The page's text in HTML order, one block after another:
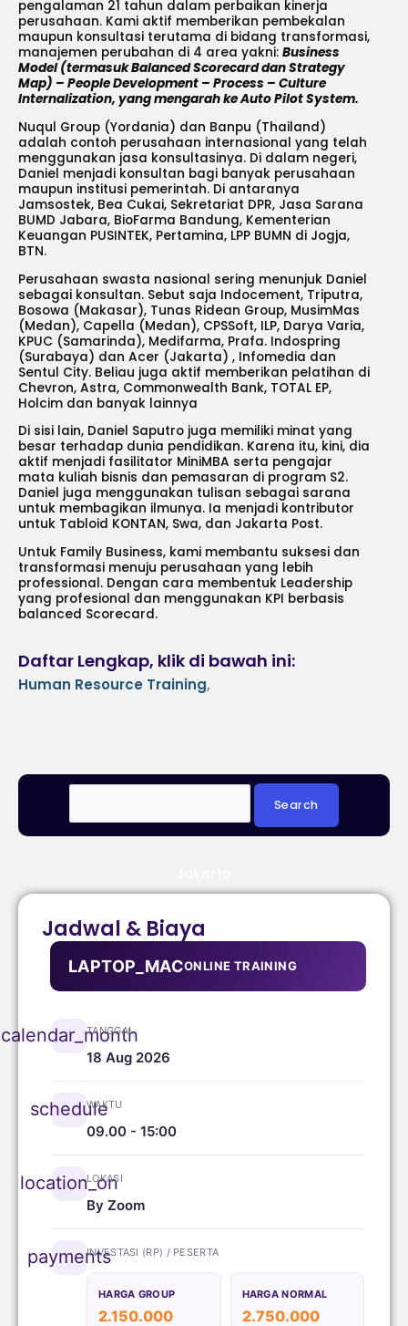
pengalaman 21 tahun dalam perbaikan kinerja
perusahaan. Kami aktif memberikan pembekalan
maupun konsultasi terutama di bidang transformasi,
manajemen perubahan di 4 area yakni: Business
Model (termasuk Balanced Scorecard dan Strategy
Map) – People Development – Process – Culture
Internalization, yang mengarah ke Auto Pilot System.
Nuqul Group (Yordania) dan Banpu (Thailand)
adalah contoh perusahaan internasional yang telah
menggunakan jasa konsultasinya. Di dalam negeri,
Daniel menjadi konsultan bagi banyak perusahaan
maupun institusi pemerintah. Di antaranya
Jamsostek, Bea Cukai, Sekretariat DPR, Jasa Sarana
BUMD Jabara, BioFarma Bandung, Kementerian
Keuangan PUSINTEK, Pertamina, LPP BUMN di Jogja,
BTN.
Perusahaan swasta nasional sering menunjuk Daniel
sebagai konsultan. Sebut saja Indocement, Triputra,
Bosowa (Makasar), Tunas Ridean Group, MusimMas
(Medan), Capella (Medan), CPSSoft, ILP, Darya Varia,
KPUC (Samarinda), Medifarma, Prafa. Indospring
(Surabaya) dan Acer (Jakarta) , Infomedia dan
Sentul City. Beliau juga aktif memberikan pelatihan di
Chevron, Astra, Commonwealth Bank, TOTAL EP,
Holcim dan banyak lainnya
Di sisi lain, Daniel Saputro juga memiliki minat yang
besar terhadap dunia pendidikan. Karena itu, kini, dia
aktif menjadi fasilitator MiniMBA serta pengajar
mata kuliah bisnis dan pemasaran di program S2.
Daniel juga menggunakan tulisan sebagai sarana
untuk membagikan ilmunya. Ia menjadi kontributor
untuk Tabloid KONTAN, Swa, dan Jakarta Post.
Untuk Family Business, kami membantu suksesi dan
transformasi menuju perusahaan yang lebih
professional. Dengan cara membentuk Leadership
yang profesional dan menggunakan KPI berbasis
balanced Scorecard.
Daftar Lengkap, klik di bawah ini:
Human Resource Training,
Jadwal & Biaya
LAPTOP_MACONLINE TRAINING
calendar_month
TANGGAL
18 Aug 2026
schedule
WAKTU
09.00 - 15:00
location_on
LOKASI
By Zoom
paymentsINVESTASI (RP) / PESERTA
HARGA GROUP
2.150.000
HARGA NORMAL
2.750.000